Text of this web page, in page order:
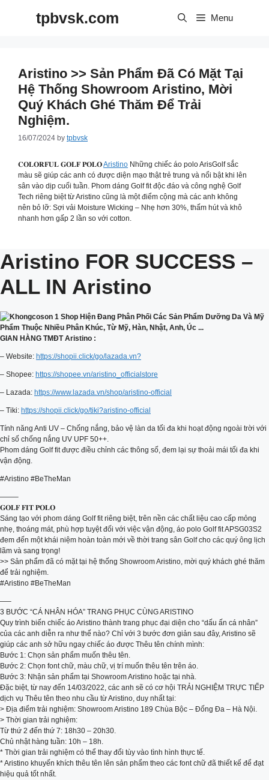
tpbvsk.com Menu
Aristino >> Sản Phẩm Đã Có Mặt Tại
Hệ Thống Showroom Aristino, Mời
Quý Khách Ghé Thăm Để Trải
Nghiệm.
16/07/2024 by tpbvsk
𝐂𝐎𝐋𝐎𝐑𝐅𝐔𝐋 𝐆𝐎𝐋𝐅 𝐏𝐎𝐋𝐎Aristino Những chiếc áo polo ArisGolf sắc
màu sẽ giúp các anh có được diện mạo thật trẻ trung và nổi bật khi lên
sân vào dịp cuối tuần. Phom dáng Golf fit độc đáo và công nghệ Golf
Tech riêng biệt từ Aristino cũng là một điểm cộng mà các anh không
nên bỏ lỡ: Sợi vải Moisture Wicking – Nhẹ hơn 30%, thấm hút và khô
nhanh hơn gấp 2 lần so với cotton.
Aristino FOR SUCCESS –
ALL IN Aristino
GIAN HÀNG TMĐT Aristino :
– Website: https://shopii.click/go/lazada.vn?
– Shopee: https://shopee.vn/aristino_officialstore
– Lazada: https://www.lazada.vn/shop/aristino-official
– Tiki: https://shopii.click/go/tiki?aristino-official
Tính năng Anti UV – Chống nắng, bảo vệ làn da tối đa khi hoạt động ngoài trời với
chỉ số chống nắng UV UPF 50++.
Phom dáng Golf fit được điều chỉnh các thông số, đem lại sự thoải mái tối đa khi
vận động.
#Aristino #BeTheMan
——–
𝐆𝐎𝐋𝐅 𝐅𝐈𝐓 𝐏𝐎𝐋𝐎
Sáng tạo với phom dáng Golf fit riêng biệt, trên nền các chất liệu cao cấp mỏng
nhẹ, thoáng mát, phù hợp tuyệt đối với việc vận động, áo polo Golf fit APSG03S2
đem đến một khái niệm hoàn toàn mới về thời trang sân Golf cho các quý ông lịch
lãm và sang trọng!
>> Sản phẩm đã có mặt tại hệ thống Showroom Aristino, mời quý khách ghé thăm
để trải nghiệm.
#Aristino #BeTheMan
—–
3 BƯỚC “CÁ NHÂN HÓA” TRANG PHỤC CÙNG ARISTINO
Quy trình biến chiếc áo Aristino thành trang phục đại diện cho “dấu ấn cá nhân”
của các anh diễn ra như thế nào? Chỉ với 3 bước đơn giản sau đây, Aristino sẽ
giúp các anh sở hữu ngay chiếc áo được Thêu tên chính mình:
Bước 1: Chọn sản phẩm muốn thêu tên.
Bước 2: Chọn font chữ, màu chữ, vị trí muốn thêu tên trên áo.
Bước 3: Nhận sản phẩm tại Showroom Aristino hoặc tại nhà.
Đặc biệt, từ nay đến 14/03/2022, các anh sẽ có cơ hội TRẢI NGHIỆM TRỰC TIẾP
dịch vụ Thêu tên theo nhu cầu từ Aristino, duy nhất tại:
> Địa điểm trải nghiệm: Showroom Aristino 189 Chùa Bộc – Đống Đa – Hà Nội.
> Thời gian trải nghiệm:
Từ thứ 2 đến thứ 7: 18h30 – 20h30.
Chủ nhật hàng tuần: 10h – 18h.
* Thời gian trải nghiệm có thể thay đổi tùy vào tình hình thực tế.
* Aristino khuyến khích thêu tên lên sản phẩm theo các font chữ đã thiết kế để đạt
hiệu quả tốt nhất.